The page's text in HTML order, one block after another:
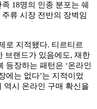
18명의 인종 분포는 쉐
류 시장 전반의 장벽임
로 지적됐다. 티르티르
브랜드가 있음에도, 재한
등장하는 패턴은 ‘온라인
에는 없다’는 지적이었
역시 온라인 구매 확신을